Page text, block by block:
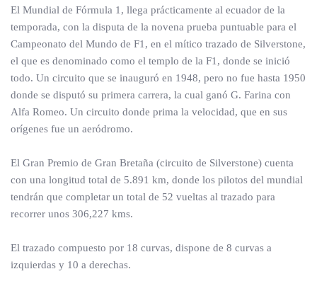
El Mundial de Fórmula 1, llega prácticamente al ecuador de la
temporada, con la disputa de la novena prueba puntuable para el
Campeonato del Mundo de F1, en el mítico trazado de Silverstone,
el que es denominado como el templo de la F1, donde se inició
todo. Un circuito que se inauguró en 1948, pero no fue hasta 1950
donde se disputó su primera carrera, la cual ganó G. Farina con
Alfa Romeo. Un circuito donde prima la velocidad, que en sus
orígenes fue un aeródromo.
El Gran Premio de Gran Bretaña (circuito de Silverstone) cuenta
con una longitud total de 5.891 km, donde los pilotos del mundial
tendrán que completar un total de 52 vueltas al trazado para
recorrer unos 306,227 kms.
El trazado compuesto por 18 curvas, dispone de 8 curvas a
izquierdas y 10 a derechas.